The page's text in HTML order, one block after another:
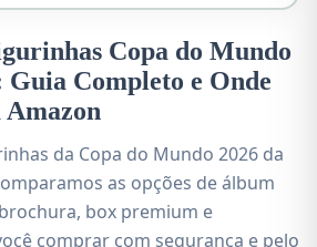
Copa do Mundo
Guia Completo e Onde
da Copa do Mundo 2026 da
as opções de álbum
box premium e
comprar com segurança e pelo